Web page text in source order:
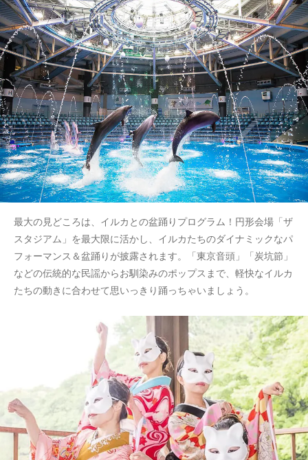
最大の見どころは、イルカとの盆踊りプログラム！円形会場「ザ
スタジアム」を最大限に活かし、イルカたちのダイナミックなパ
フォーマンス＆盆踊りが披露されます。「東京音頭」「炭坑節」
などの伝統的な民謡からお馴染みのポップスまで、軽快なイルカ
たちの動きに合わせて思いっきり踊っちゃいましょう。